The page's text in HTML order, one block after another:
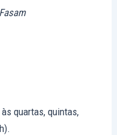
quartas, quintas,